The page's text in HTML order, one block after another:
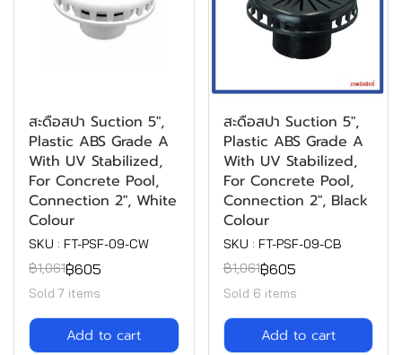
สะดือสปา Suction 5",
Plastic ABS Grade A
With UV Stabilized,
For Concrete Pool,
Connection 2", White
Colour
SKU : FT-PSF-09-CW
฿1,061฿605
Sold 7 items
Add to cart
สะดือสปา Suction 5",
Plastic ABS Grade A
With UV Stabilized,
For Concrete Pool,
Connection 2", Black
Colour
SKU : FT-PSF-09-CB
฿1,061฿605
Sold 6 items
Add to cart